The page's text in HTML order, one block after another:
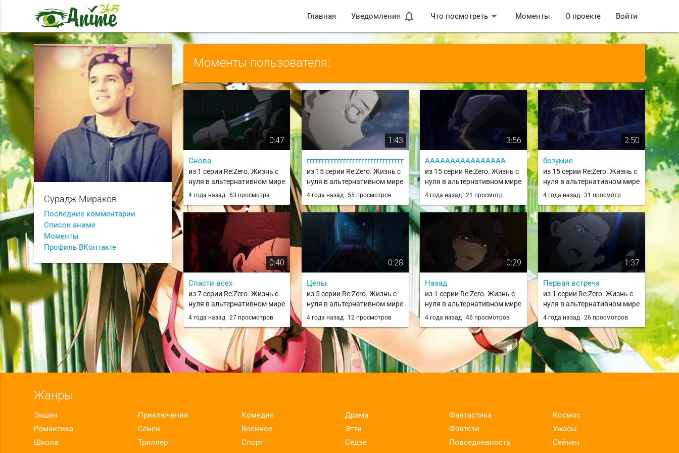
Главная Уведомления notifications_none Что посмотретьarrow_drop_down Моменты О проекте Войти
Сурадж Мираков
Последние комментарии
Список аниме
Моменты
Профиль ВКонтакте
Моменты пользователя:
0:47
Снова
из 1 серии Re:Zero. Жизнь с
нуля в альтернативном мире
2 сезон / Re:Zero kara
Season
4 года назад 63 просмотра
1:43
гггггггггггггггггггггггггггггггггг
из 15 серии Re:Zero. Жизнь с
нуля в альтернативном мире
/ Re:Zero kara Hajimeru Isekai
4 года назад 55 просмотров
3:56
АААААААААААААААА
из 15 серии Re:Zero. Жизнь с
нуля в альтернативном мире
/ Re:Zero kara Hajimeru Isekai
4 года назад 21 просмотр
2:50
безумие
из 15 серии Re:Zero. Жизнь с
нуля в альтернативном мире
/ Re:Zero kara Hajimeru Isekai
4 года назад 31 просмотр
0:40
Спасти всех
из 7 серии Re:Zero. Жизнь с
нуля в альтернативном мире
/ Re:Zero kara Hajimeru Isekai
4 года назад 27 просмотров
0:28
Цепы
из 5 серии Re:Zero. Жизнь с
нуля в альтернативном мире
/ Re:Zero kara Hajimeru Isekai
4 года назад 12 просмотров
0:29
Назад
из 1 серии Re:Zero. Жизнь с
нуля в альтернативном мире
/ Re:Zero kara Hajimeru Isekai
4 года назад 46 просмотров
1:37
Первая встреча
из 1 серии Re:Zero. Жизнь с
нуля в альтернативном мире
/ Re:Zero kara Hajimeru Isekai
4 года назад 26 просмотров
Жанры
Экшен Приключения Комедия Драма Фантастика
Космос
Романтика
Сёнен Военное Этти Фэнтези
Ужасы
Школа
Триллер Спорт Сёдзе Повседневность
Сейнен